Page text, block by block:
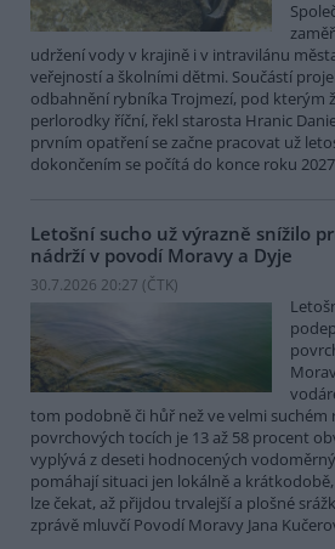
udržení vody v krajině i v intravilánu
veřejností a školními dětmi. Součástí
odbahnění rybníka Trojmezí, pod kterým
perlorodky říční, řekl starosta Hranic
prvním opatření se začne pracovat už
dokončením se počítá do konce roku
Letošní sucho už výrazně snížilo
nádrží v povodí Moravy a Dyje
30.7.2026 20:27 (ČTK)
tom podobně či hůř než ve velmi suchém
povrchových tocích je 13 až 58 procent
vyplývá z deseti hodnocených
pomáhají situaci jen lokálně a
lze čekat, až přijdou trvalejší a plošné
zprávě mluvčí Povodí Moravy Jana